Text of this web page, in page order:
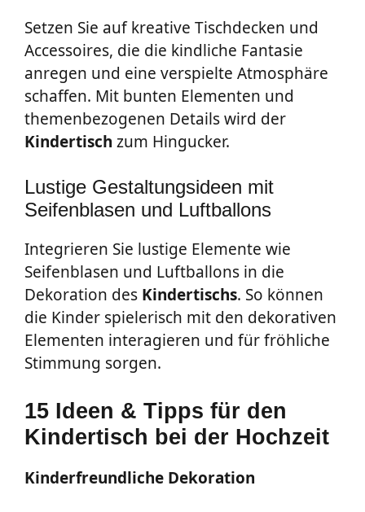
Setzen Sie auf kreative Tischdecken und
Accessoires, die die kindliche Fantasie
anregen und eine verspielte Atmosphäre
schaffen. Mit bunten Elementen und
themenbezogenen Details wird der
Kindertisch zum Hingucker.
Lustige Gestaltungsideen mit
Seifenblasen und Luftballons
Integrieren Sie lustige Elemente wie
Seifenblasen und Luftballons in die
Dekoration des Kindertischs. So können
die Kinder spielerisch mit den dekorativen
Elementen interagieren und für fröhliche
Stimmung sorgen.
15 Ideen & Tipps für den
Kindertisch bei der Hochzeit
Kinderfreundliche Dekoration